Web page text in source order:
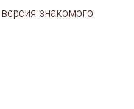
знакомого